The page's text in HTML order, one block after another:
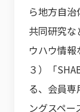
ら地方自治
共同研究な
ウハウ情報
３）「
る、会員
ングスペ